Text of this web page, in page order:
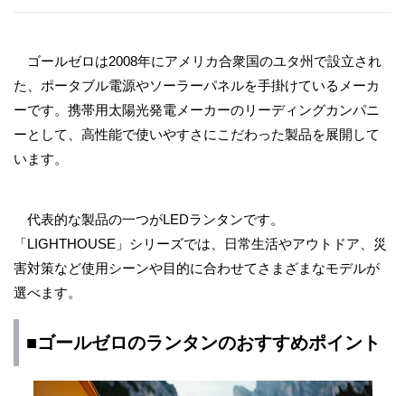
ゴールゼロは2008年にアメリカ合衆国のユタ州で設立され
た、ポータブル電源やソーラーパネルを手掛けているメーカ
ーです。携帯用太陽光発電メーカーのリーディングカンパニ
ーとして、高性能で使いやすさにこだわった製品を展開して
います。
代表的な製品の一つがLEDランタンです。
「LIGHTHOUSE」シリーズでは、日常生活やアウトドア、災
害対策など使用シーンや目的に合わせてさまざまなモデルが
選べます。
■ゴールゼロのランタンのおすすめポイント